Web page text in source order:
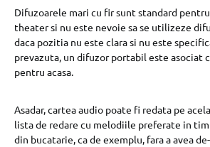
Difuzoarele mari cu fir sunt standard
theater si nu este nevoie sa se utilizeze
daca pozitia nu este clara si nu este
prevazuta, un difuzor portabil este asociat
pentru acasa.
Asadar, cartea audio poate fi redata pe
lista de redare cu melodiile preferate in
din bucatarie, ca de exemplu, fara a avea